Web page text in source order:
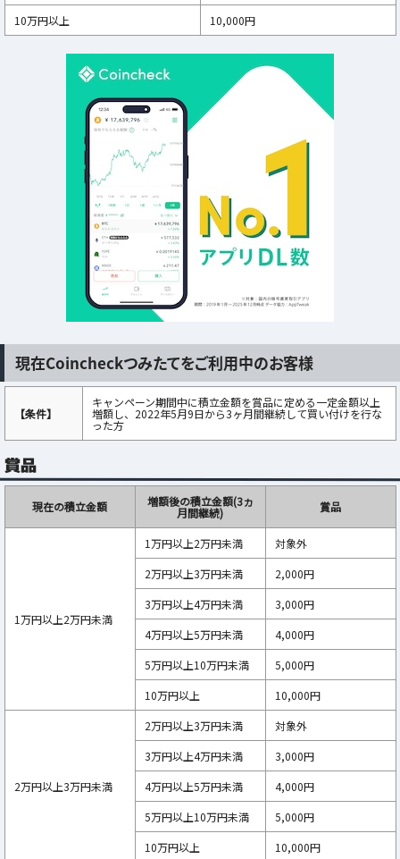
10万円以上
10,000円
現在Coincheckつみたてをご利用中のお客様
【条件】
キャンペーン期間中に積立金額を賞品に定める一定金額以上
増額し、2022年5月9日から3ヶ月間継続して買い付けを行な
った方
賞品
現在の積立金額 増額後の積立金額(3ヵ
月間継続) 賞品
1万円以上2万円未満
1万円以上2万円未満
対象外
2万円以上3万円未満
2,000円
3万円以上4万円未満
3,000円
4万円以上5万円未満
4,000円
5万円以上10万円未満
5,000円
10万円以上
10,000円
2万円以上3万円未満
2万円以上3万円未満
対象外
3万円以上4万円未満
3,000円
4万円以上5万円未満
4,000円
5万円以上10万円未満
5,000円
10万円以上
10,000円